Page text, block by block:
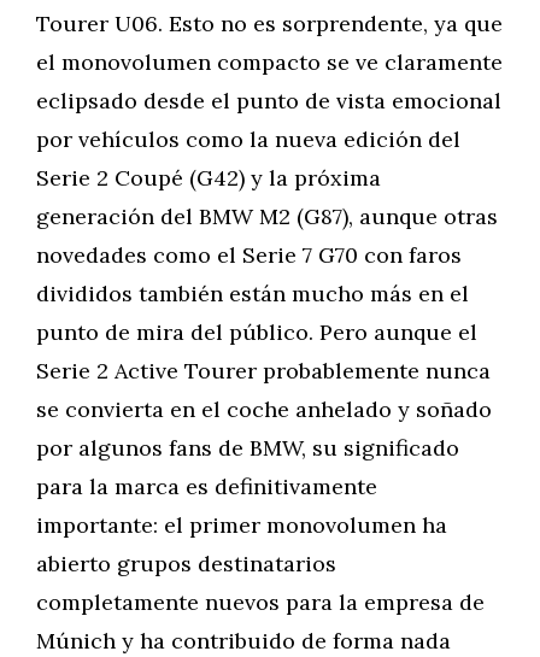
Tourer U06. Esto no es sorprendente, ya que
el monovolumen compacto se ve claramente
eclipsado desde el punto de vista emocional
por vehículos como la nueva edición del
Serie 2 Coupé (G42) y la próxima
generación del BMW M2 (G87), aunque otras
novedades como el Serie 7 G70 con faros
divididos también están mucho más en el
punto de mira del público. Pero aunque el
Serie 2 Active Tourer probablemente nunca
se convierta en el coche anhelado y soñado
por algunos fans de BMW, su significado
para la marca es definitivamente
importante: el primer monovolumen ha
abierto grupos destinatarios
completamente nuevos para la empresa de
Múnich y ha contribuido de forma nada